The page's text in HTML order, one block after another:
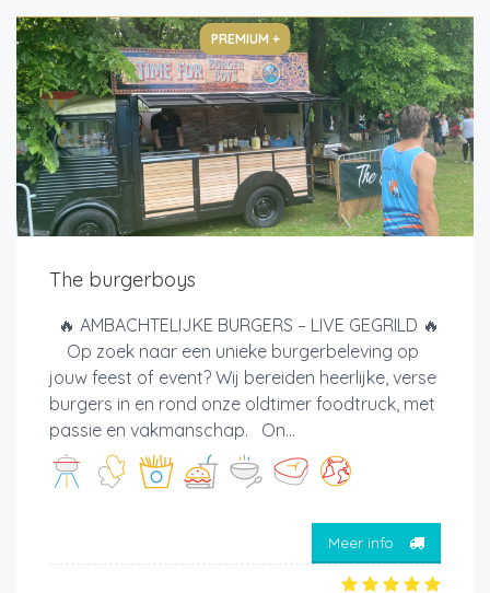
PREMIUM +
The burgerboys
🔥 AMBACHTELIJKE BURGERS – LIVE GEGRILD 🔥
Op zoek naar een unieke burgerbeleving op
jouw feest of event? Wij bereiden heerlijke, verse
burgers in en rond onze oldtimer foodtruck, met
passie en vakmanschap. On...
Meer info